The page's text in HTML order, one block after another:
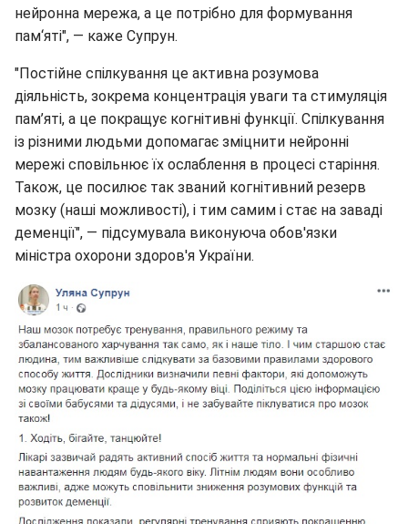
нейронна мережа, а це потрібно для формування
пам‘яті", — каже Супрун.
"Постійне спілкування це активна розумова
діяльність, зокрема концентрація уваги та стимуляція
пам’яті, а це покращує когнітивні функції. Спілкування
із різними людьми допомагає зміцнити нейронні
мережі сповільнює їх ослаблення в процесі старіння.
Також, це посилює так званий когнітивний резерв
мозку (наші можливості), і тим самим і стає на заваді
деменції", — підсумувала виконуюча обов'язки
міністра охорони здоров'я України.